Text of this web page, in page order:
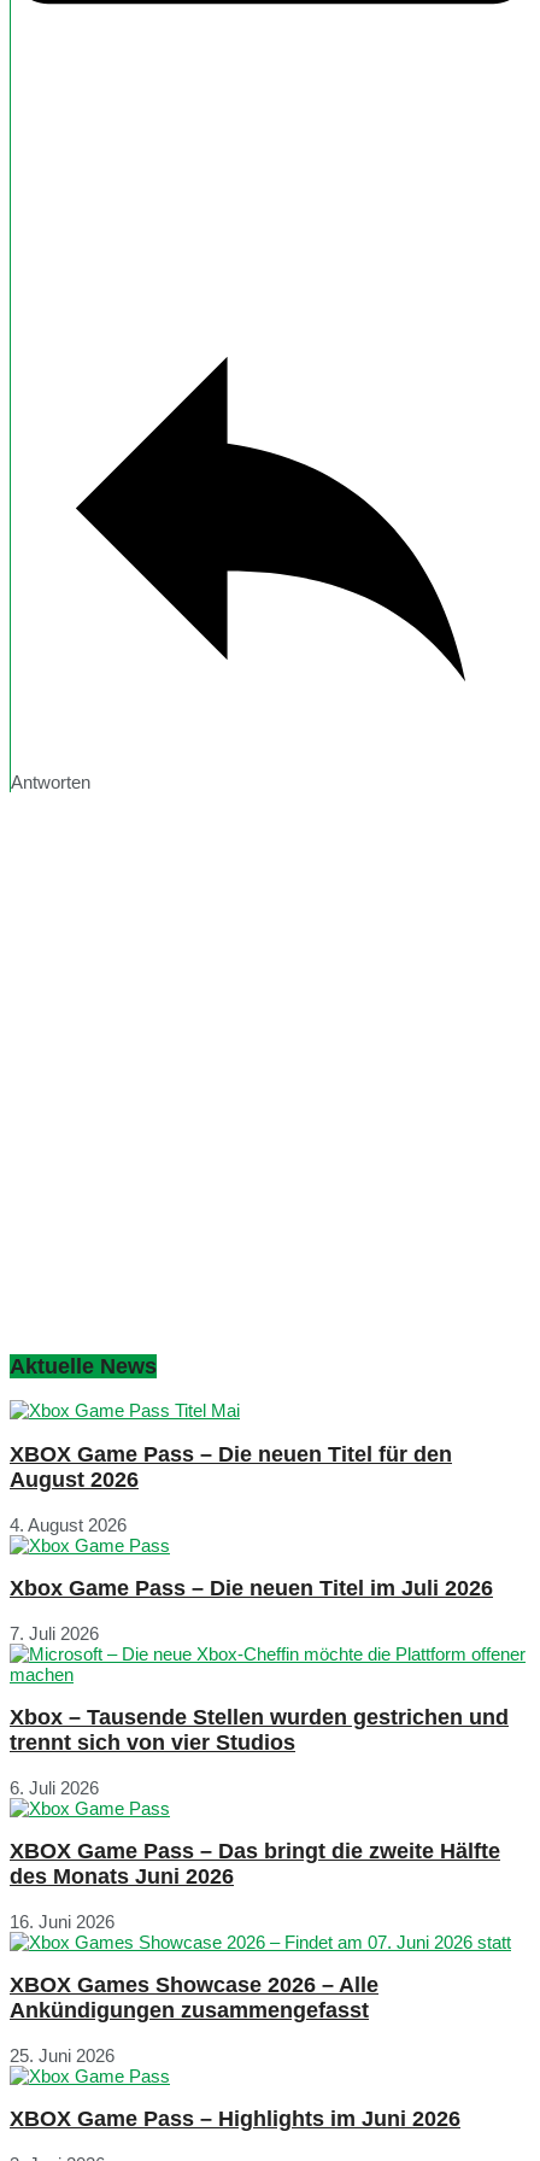
Antworten
Aktuelle News
XBOX Game Pass – Die neuen Titel für den
August 2026
4. August 2026
Xbox Game Pass – Die neuen Titel im Juli 2026
7. Juli 2026
Xbox – Tausende Stellen wurden gestrichen und
trennt sich von vier Studios
6. Juli 2026
XBOX Game Pass – Das bringt die zweite Hälfte
des Monats Juni 2026
16. Juni 2026
XBOX Games Showcase 2026 – Alle
Ankündigungen zusammengefasst
25. Juni 2026
XBOX Game Pass – Highlights im Juni 2026